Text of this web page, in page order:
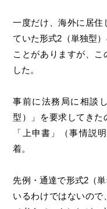
一度だけ、海外に居住
ていた形式2（単独型
ことがありますが、こ
した。
事前に法務局に相談
型）」を要求してきた
「上申書」（事情説
着。
先例・通達で形式2（
いるわけではないので